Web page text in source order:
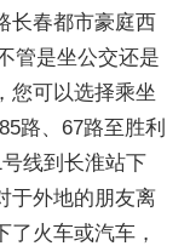
长春都市豪庭西
管是坐公交还是
您可以选择乘坐
路、67路至胜利
线到长淮站下
于外地的朋友离
火车或汽车，